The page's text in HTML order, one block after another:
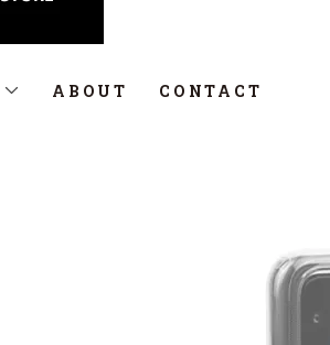
ABOUT CONTACT